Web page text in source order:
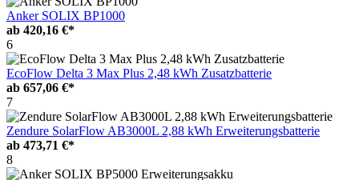
Anker SOLIX BP1000
ab 420,16 €*
6
EcoFlow Delta 3 Max Plus 2,48 kWh Zusatzbatterie
ab 657,06 €*
7
Zendure SolarFlow AB3000L 2,88 kWh Erweiterungsbatterie
ab 473,71 €*
8